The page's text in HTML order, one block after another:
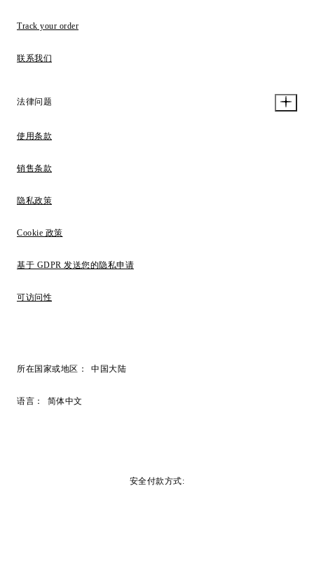
Track your order
联系我们
法律问题
使用条款
销售条款
隐私政策
Cookie 政策
基于 GDPR 发送您的隐私申请
可访问性
所在国家或地区： 中国大陆
语言： 简体中文
安全付款方式: